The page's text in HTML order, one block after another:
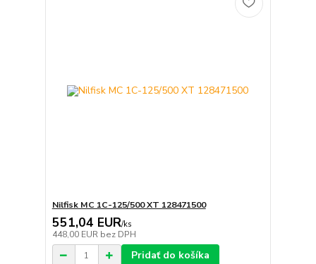
Nilfisk MC 1C-125/500 XT 128471500
551,04 EUR/ks
448,00 EUR bez DPH
Pridať do košíka